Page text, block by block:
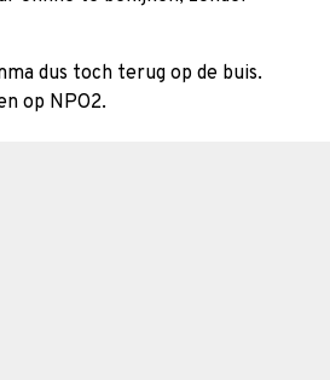
dus toch terug op de buis.
op NPO2.